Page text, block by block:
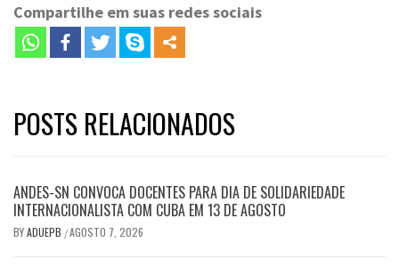
Compartilhe em suas redes sociais
POSTS RELACIONADOS
ANDES-SN CONVOCA DOCENTES PARA DIA DE SOLIDARIEDADE
INTERNACIONALISTA COM CUBA EM 13 DE AGOSTO
BYADUEPB /AGOSTO 7, 2026